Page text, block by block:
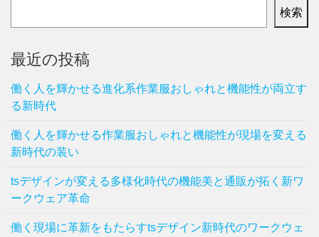
検索
最近の投稿
働く人を輝かせる進化系作業服おしゃれと機能性が両立す
る新時代
働く人を輝かせる作業服おしゃれと機能性が現場を変える
新時代の装い
tsデザインが変える多様化時代の機能美と通販が拓く新ワ
ークウェア革命
働く現場に革新をもたらすtsデザイン新時代のワークウェ